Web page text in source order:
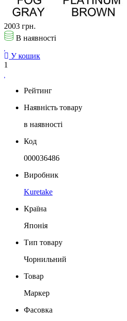
2003 грн.
В наявності
У кошик
1
Рейтинг
Наявність товару
в наявності
Код
000036486
Виробник
Kuretake
Країна
Японія
Тип товару
Чорнильний
Товар
Маркер
Фасовка